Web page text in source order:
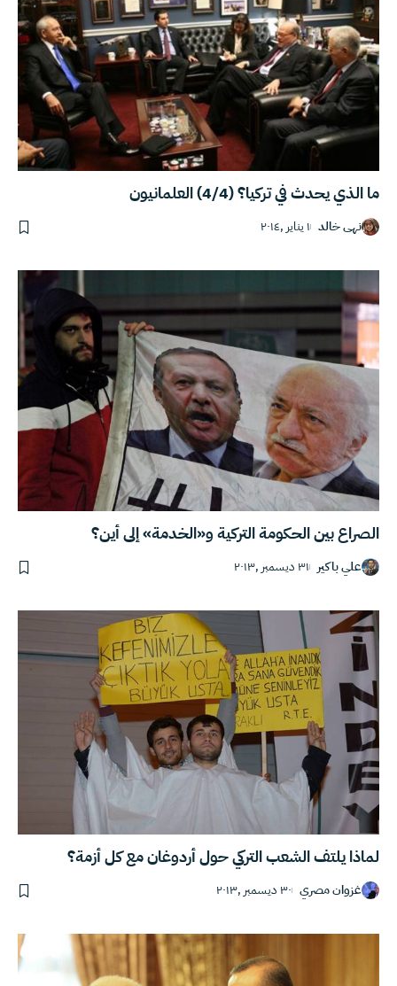
ما الذي يحدث في تركيا؟ (4/4) العلمانيون
نهى خالد ١ يناير ,٢٠١٤
الصراع بين الحكومة التركية و«الخدمة» إلى أين؟
علي باكير ٣١ ديسمبر ,٢٠١٣
لماذا يلتف الشعب التركي حول أردوغان مع كل أزمة؟‎
غزوان مصري ٣٠ ديسمبر ,٢٠١٣